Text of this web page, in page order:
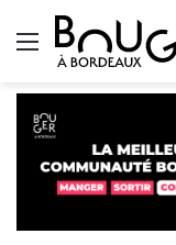
Menu